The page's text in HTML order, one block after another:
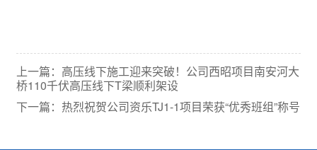
上一篇：高压线下施工迎来突破！公司西昭项目南安河大
桥110千伏高压线下T梁顺利架设
下一篇：热烈祝贺公司资乐TJ1-1项目荣获“优秀班组”称号